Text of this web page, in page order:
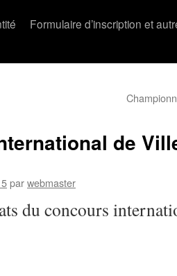
Formulaire d’inscription et
de
parwebmaster
du concours